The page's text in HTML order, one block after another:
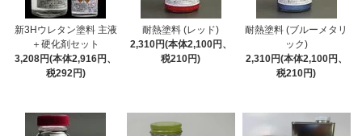
新3Hウレタン塗料 主液
＋硬化剤セット
3,208円(本体2,916円、
税292円)
耐熱塗料 (レッド)
2,310円(本体2,100円、
税210円)
耐熱塗料 (ブルーメタリ
ック)
2,310円(本体2,100円、
税210円)